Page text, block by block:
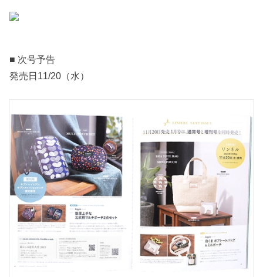
■ 次号予告
発売日11/20（水）